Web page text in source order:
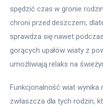
spędzić czas w gronie
chroni przed deszczem,
sprawdza się nawet
gorących upałów wiaty z
umożliwiają relaks na
Funkcjonalność wiat wynika
zwłaszcza dla tych rodzin,